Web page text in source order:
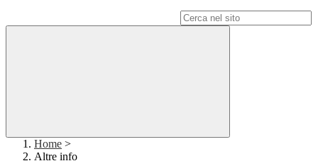
Home >
Altre info